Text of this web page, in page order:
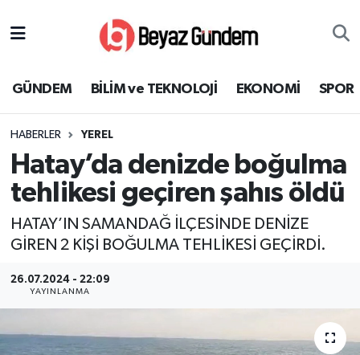
GÜNDEM BİLİM ve TEKNOLOJİ EKONOMİ SPOR
HABERLER YEREL
Hatay’da denizde boğulma
tehlikesi geçiren şahıs öldü
HATAY’IN SAMANDAĞ İLÇESİNDE DENİZE
GİREN 2 KİŞİ BOĞULMA TEHLİKESİ GEÇİRDİ.
26.07.2024 - 22:09
YAYINLANMA
EKONOMİ
SPOR
SAĞLIK
KÜLTÜR SANAT
MAGAZİN
Süper Lig Puan Durumu ve Fikstür
Tüm Manşetler
Son Dakika Haberleri